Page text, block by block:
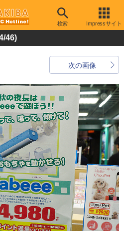
検索 Impressサイト
46)
次の画像